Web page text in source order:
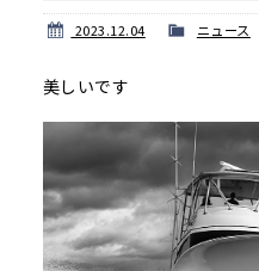
2023.12.04 ニュース
美しいです